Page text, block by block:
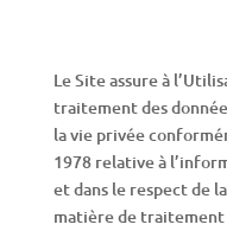
Le Site assure à
traitement des
la vie privée
1978 relative à
et dans le respect de
matière de traitement